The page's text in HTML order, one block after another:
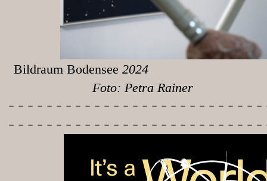
Bildraum Bodensee
Foto: Petra Rainer
-----------